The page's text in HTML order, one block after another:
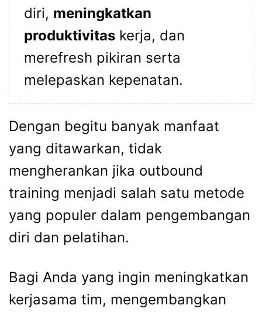
diri, meningkatkan
produktivitas kerja, dan
merefresh pikiran serta
melepaskan kepenatan.
Dengan begitu banyak manfaat
yang ditawarkan, tidak
mengherankan jika outbound
training menjadi salah satu metode
yang populer dalam pengembangan
diri dan pelatihan.
Bagi Anda yang ingin meningkatkan
kerjasama tim, mengembangkan